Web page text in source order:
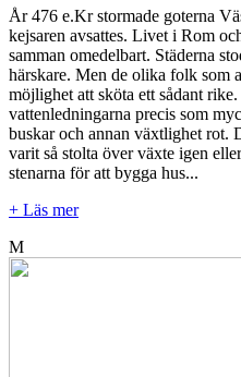
År 476 e.Kr stormade goterna
kejsaren avsattes. Livet i Rom
samman omedelbart. Städerna
härskare. Men de olika folk som
möjlighet att sköta ett sådant
vattenledningarna precis som
buskar och annan växtlighet rot.
varit så stolta över växte igen
stenarna för att bygga hus...
+ Läs mer
M